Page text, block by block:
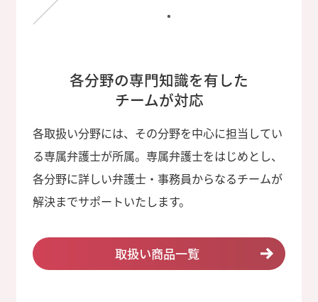
各分野の専門知識を有した
チームが対応
各取扱い分野には、その分野を中心に担当してい
る専属弁護士が所属。専属弁護士をはじめとし、
各分野に詳しい弁護士・事務員からなるチームが
解決までサポートいたします。
取扱い商品一覧